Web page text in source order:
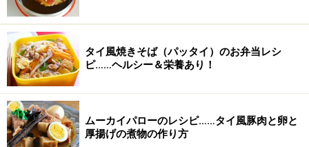
【関連情報】
おいしいミステリー（２）【クッキングママ・シリー
ズ】
ミステリーとレシピがいっぺんに楽しめる、探偵ケータ
ラー・ゴルディシリーズ
おいしいミステリー（３）【パトリシア・コーンウェル
タイ風焼きそば（パッタイ）のお弁当レシ
ピ……ヘルシー＆栄養あり！
ムーカイパローのレシピ……タイ風豚肉と卵と
厚揚げの煮物の作り方